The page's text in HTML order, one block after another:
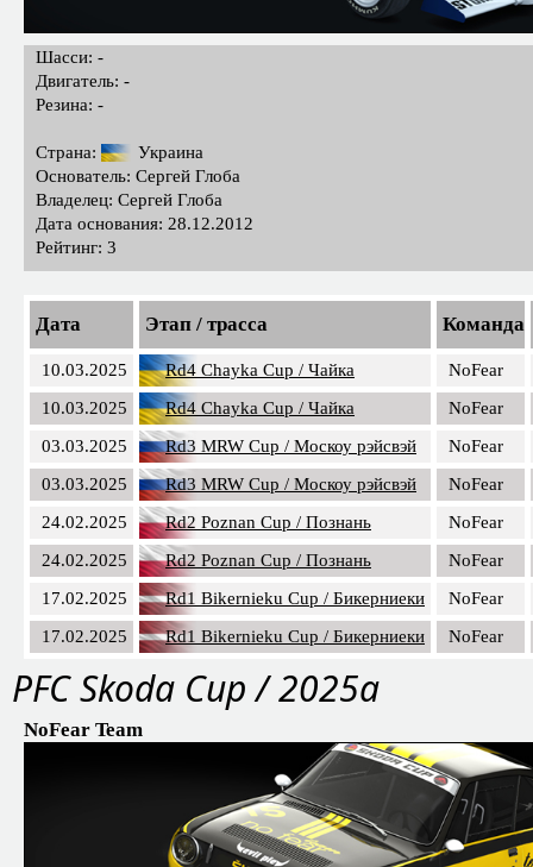
Шасси: -
Двигатель: -
Резина: -
Страна:
Украина
Основатель: Сергей Глоба
Владелец: Сергей Глоба
Дата основания: 28.12.2012
Рейтинг: 3
Дата Этап / трасса Команда
10.03.2025 Rd4 Chayka Cup / Чайка
NoFear
10.03.2025
Rd4 Chayka Cup / Чайка
NoFear
03.03.2025
Rd3 MRW Cup / Москоу рэйсвэй
NoFear
03.03.2025
Rd3 MRW Cup / Москоу рэйсвэй
NoFear
24.02.2025
Rd2 Poznan Cup / Познань
NoFear
24.02.2025
Rd2 Poznan Cup / Познань
NoFear
17.02.2025
Rd1 Bikernieku Cup / Бикерниеки
NoFear
17.02.2025
Rd1 Bikernieku Cup / Бикерниеки NoFear
PFC Skoda Cup / 2025a
NoFear Team